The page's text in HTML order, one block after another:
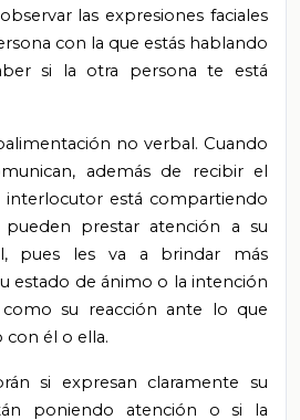
las expresiones faciales
con la que estás hablando
si la otra persona te está
no verbal. Cuando
además de recibir el
interlocutor está compartiendo
prestar atención a su
pues les va a brindar más
estado de ánimo o la intención
como su reacción ante lo que
él o ella.
si expresan claramente su
poniendo atención o si la